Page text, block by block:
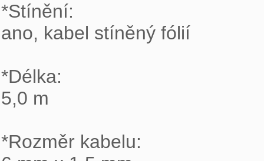
*Stínění:
ano, kabel stíněný fólií
*Délka:
5,0 m
*Rozměr kabelu: